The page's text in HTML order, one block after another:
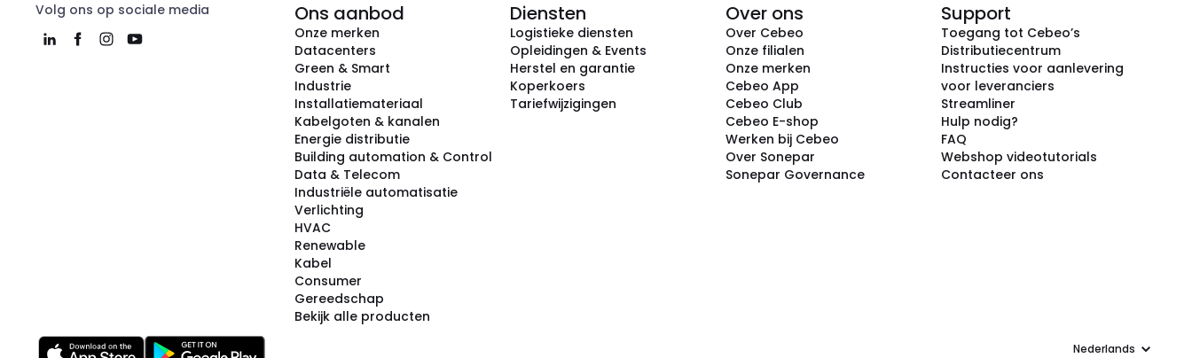
Volg ons op sociale media Ons aanbod
Onze merken
Datacenters
Green & Smart
Industrie
Installatiemateriaal
Kabelgoten & kanalen
Energie distributie
Building automation & Control
Data & Telecom
Industriële automatisatie
Verlichting
HVAC
Renewable
Kabel
Consumer
Gereedschap
Bekijk alle producten
Diensten
Logistieke diensten
Opleidingen & Events
Herstel en garantie
Koperkoers
Tariefwijzigingen
Over ons
Over Cebeo
Onze filialen
Onze merken
Cebeo App
Cebeo Club
Cebeo E-shop
Werken bij Cebeo
Over Sonepar
Sonepar Governance
Support
Toegang tot Cebeo’s
Distributiecentrum
Instructies voor aanlevering
voor leveranciers
Streamliner
Hulp nodig?
FAQ
Webshop videotutorials
Contacteer ons
Taal